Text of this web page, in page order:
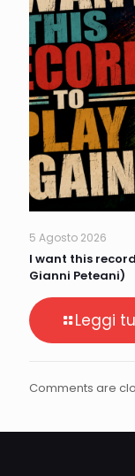
5 Agosto 2026
I want this
Gianni Peteani)
Leggi
Comments are